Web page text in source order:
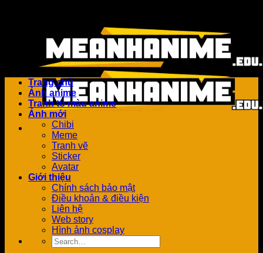
Trang chủ
Ảnh anime
Tranh tô màu anime
Ảnh mới
Chibi
Meme
Tranh vẽ
Sticker
Avatar
Giới thiệu
Chính sách bảo mật
Điều khoản & điều kiện
Liên hệ
Web story
Hình ảnh cosplay